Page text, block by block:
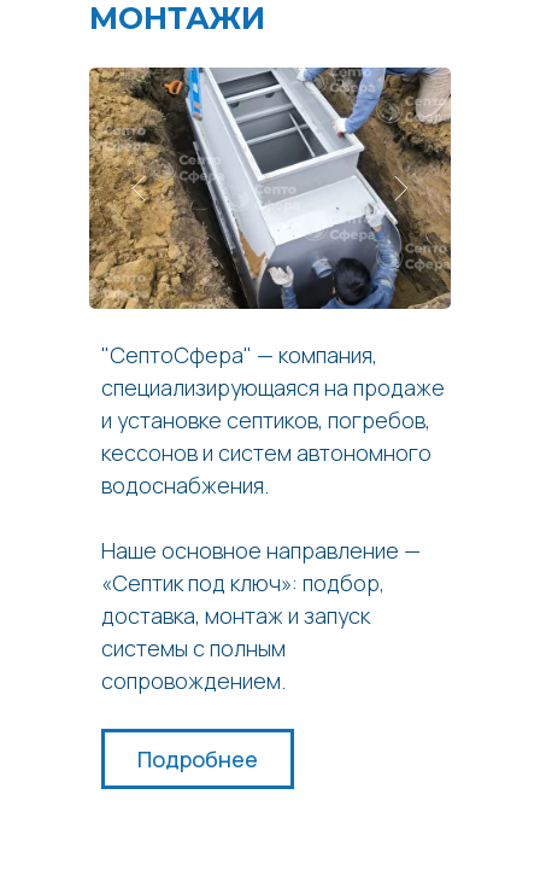
МОНТАЖИ
"СептоСфера" — компания,
специализирующаяся на продаже
и установке септиков, погребов,
кессонов и систем автономного
водоснабжения.
Наше основное направление —
«Септик под ключ»: подбор,
доставка, монтаж и запуск
системы с полным
сопровождением.
Подробнее